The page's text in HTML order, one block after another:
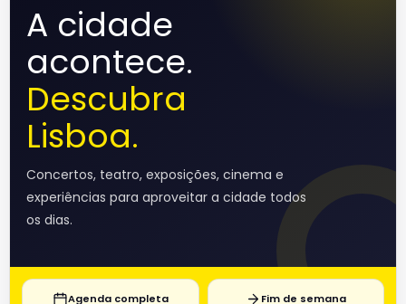
A cidade
acontece.
Descubra
Lisboa.
Concertos, teatro, exposições, cinema e
experiências para aproveitar a cidade todos
os dias.
Agenda completa Fim de semana